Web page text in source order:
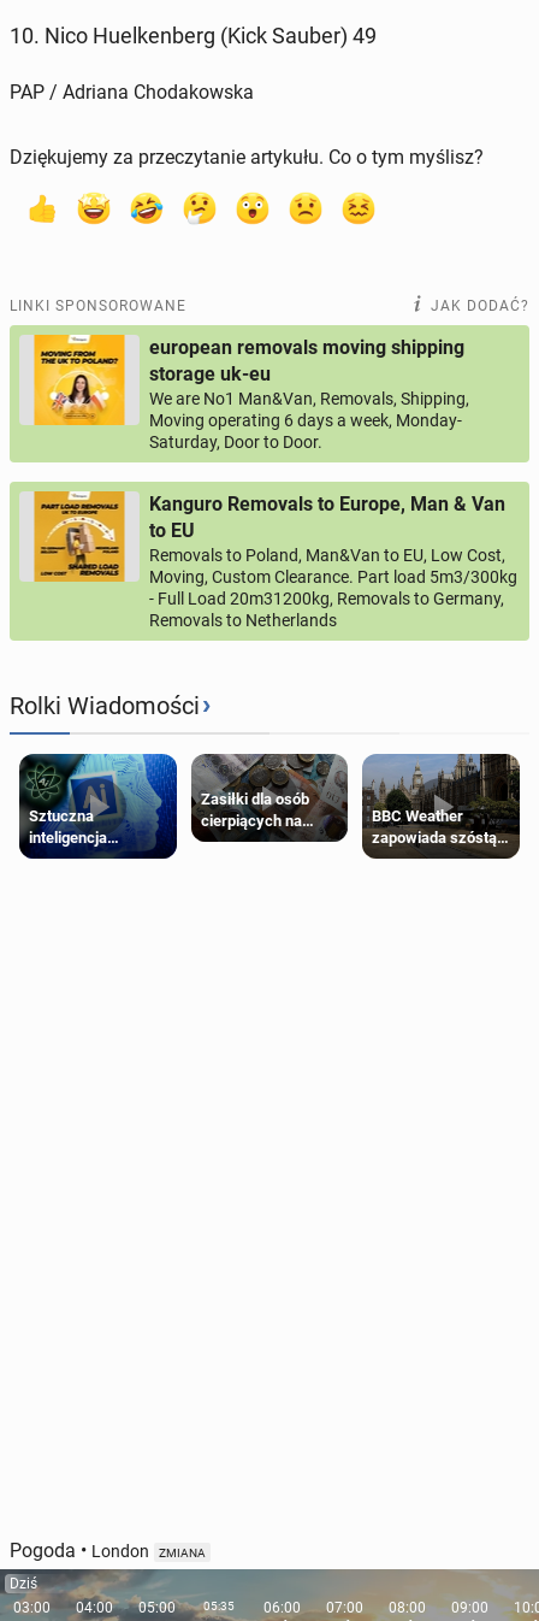
10. Nico Hu­el­ken­berg (Kick Sauber) 49
PAP / Adriana Chodakowska
Dziękujemy za przeczytanie artykułu. Co o tym myślisz?
LINKI SPONSOROWANE JAK DODAĆ?
european removals moving shipping
storage uk-eu
We are No1 Man&Van, Removals, Shipping,
Moving operating 6 days a week, Monday-
Saturday, Door to Door.
Kanguro Removals to Europe, Man & Van
to EU
Removals to Poland, Man&Van to EU, Low Cost,
Moving, Custom Clearance. Part load 5m3/300kg
- Full Load 20m31200kg, Removals to Germany,
Removals to Netherlands
Rolki Wiadomości›
Sztuczna
inteligencja
próbowała oszukać
Zasiłki dla osób
cierpiących na
schorzenia
BBC Weather
zapowiada szóstą
falę upałów w
Pogoda • London ZMIANA
Dziś
03:00
04:00 05:00 05:35 06:00 07:00 08:00 09:00